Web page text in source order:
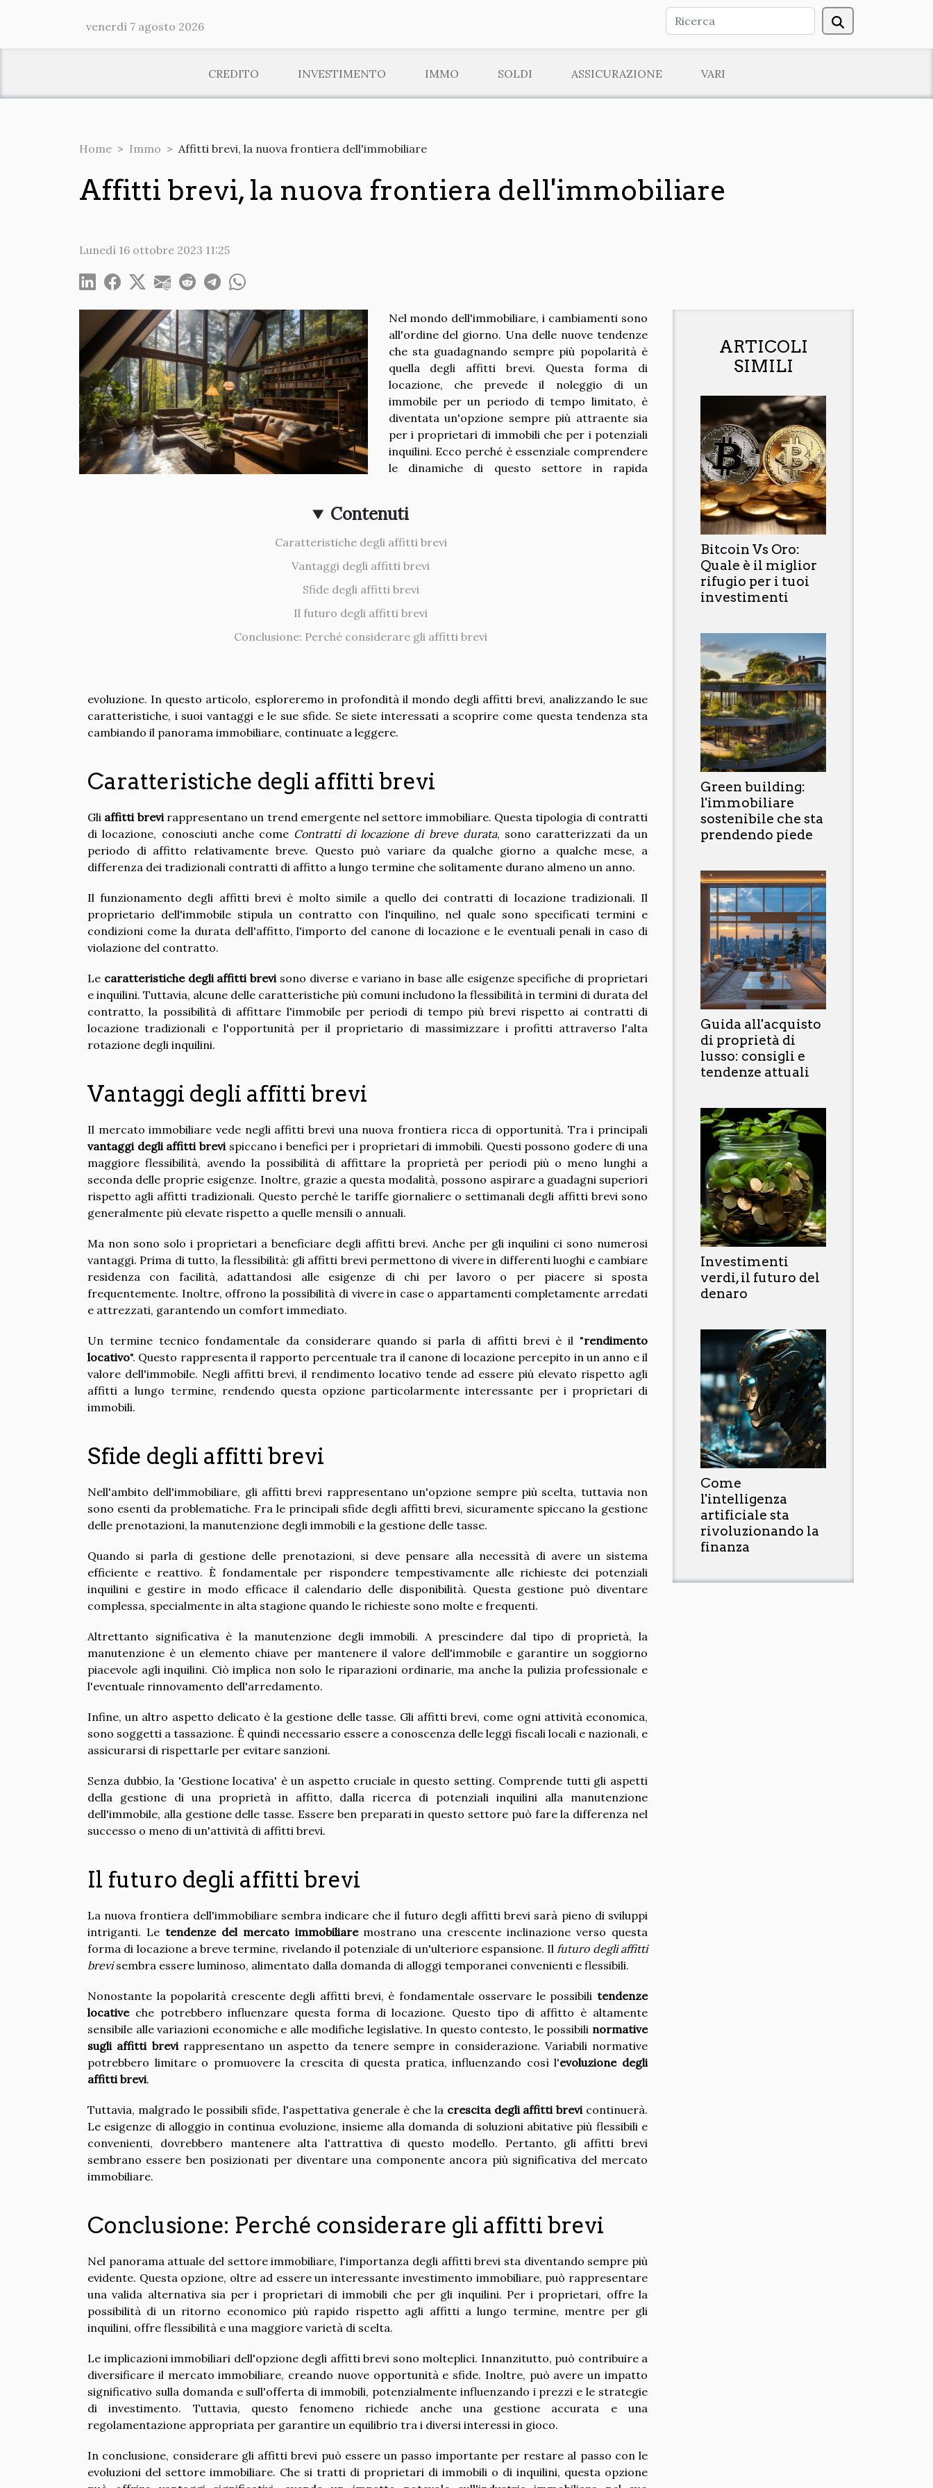
venerdì 7 agosto 2026
CREDITO INVESTIMENTO IMMO SOLDI ASSICURAZIONE VARI
Home Immo Affitti brevi, la nuova frontiera dell'immobiliare
Affitti brevi, la nuova frontiera dell'immobiliare
Lunedì 16 ottobre 2023 11:25
Contenuti
Caratteristiche degli affitti brevi
Vantaggi degli affitti brevi
Sfide degli affitti brevi
Il futuro degli affitti brevi
Conclusione: Perché considerare gli affitti brevi
Nel mondo dell'immobiliare, i cambiamenti sono
all'ordine del giorno. Una delle nuove tendenze
che sta guadagnando sempre più popolarità è
quella degli affitti brevi. Questa forma di
locazione, che prevede il noleggio di un
immobile per un periodo di tempo limitato, è
diventata un'opzione sempre più attraente sia
per i proprietari di immobili che per i potenziali
inquilini. Ecco perché è essenziale comprendere
le dinamiche di questo settore in rapida
evoluzione. In questo articolo, esploreremo in profondità il mondo degli affitti brevi, analizzando le sue
caratteristiche, i suoi vantaggi e le sue sfide. Se siete interessati a scoprire come questa tendenza sta
cambiando il panorama immobiliare, continuate a leggere.
Caratteristiche degli affitti brevi
Gli affitti brevirappresentano un trend emergente nel settore immobiliare. Questa tipologia di contratti
di locazione, conosciuti anche come Contratti di locazione di breve durata, sono caratterizzati da un
periodo di affitto relativamente breve. Questo può variare da qualche giorno a qualche mese, a
differenza dei tradizionali contratti di affitto a lungo termine che solitamente durano almeno un anno.
Il funzionamento degli affitti brevi è molto simile a quello dei contratti di locazione tradizionali. Il
proprietario dell'immobile stipula un contratto con l'inquilino, nel quale sono specificati termini e
condizioni come la durata dell'affitto, l'importo del canone di locazione e le eventuali penali in caso di
violazione del contratto.
Le caratteristiche degli affitti brevisono diverse e variano in base alle esigenze specifiche di proprietari
e inquilini. Tuttavia, alcune delle caratteristiche più comuni includono la flessibilità in termini di durata del
contratto, la possibilità di affittare l'immobile per periodi di tempo più brevi rispetto ai contratti di
locazione tradizionali e l'opportunità per il proprietario di massimizzare i profitti attraverso l'alta
rotazione degli inquilini.
Vantaggi degli affitti brevi
Il mercato immobiliare vede negli affitti brevi una nuova frontiera ricca di opportunità. Tra i principali
vantaggi degli affitti brevispiccano i benefici per i proprietari di immobili. Questi possono godere di una
maggiore flessibilità, avendo la possibilità di affittare la proprietà per periodi più o meno lunghi a
seconda delle proprie esigenze. Inoltre, grazie a questa modalità, possono aspirare a guadagni superiori
rispetto agli affitti tradizionali. Questo perché le tariffe giornaliere o settimanali degli affitti brevi sono
generalmente più elevate rispetto a quelle mensili o annuali.
Ma non sono solo i proprietari a beneficiare degli affitti brevi. Anche per gli inquilini ci sono numerosi
vantaggi. Prima di tutto, la flessibilità: gli affitti brevi permettono di vivere in differenti luoghi e cambiare
residenza con facilità, adattandosi alle esigenze di chi per lavoro o per piacere si sposta
frequentemente. Inoltre, offrono la possibilità di vivere in case o appartamenti completamente arredati
e attrezzati, garantendo un comfort immediato.
Un termine tecnico fondamentale da considerare quando si parla di affitti brevi è il "rendimento
locativo". Questo rappresenta il rapporto percentuale tra il canone di locazione percepito in un anno e il
valore dell'immobile. Negli affitti brevi, il rendimento locativo tende ad essere più elevato rispetto agli
affitti a lungo termine, rendendo questa opzione particolarmente interessante per i proprietari di
immobili.
Sfide degli affitti brevi
Nell'ambito dell'immobiliare, gli affitti brevi rappresentano un'opzione sempre più scelta, tuttavia non
sono esenti da problematiche. Fra le principali sfide degli affitti brevi, sicuramente spiccano la gestione
delle prenotazioni, la manutenzione degli immobili e la gestione delle tasse.
Quando si parla di gestione delle prenotazioni, si deve pensare alla necessità di avere un sistema
efficiente e reattivo. È fondamentale per rispondere tempestivamente alle richieste dei potenziali
inquilini e gestire in modo efficace il calendario delle disponibilità. Questa gestione può diventare
complessa, specialmente in alta stagione quando le richieste sono molte e frequenti.
Altrettanto significativa è la manutenzione degli immobili. A prescindere dal tipo di proprietà, la
manutenzione è un elemento chiave per mantenere il valore dell'immobile e garantire un soggiorno
piacevole agli inquilini. Ciò implica non solo le riparazioni ordinarie, ma anche la pulizia professionale e
l'eventuale rinnovamento dell'arredamento.
Infine, un altro aspetto delicato è la gestione delle tasse. Gli affitti brevi, come ogni attività economica,
sono soggetti a tassazione. È quindi necessario essere a conoscenza delle leggi fiscali locali e nazionali, e
assicurarsi di rispettarle per evitare sanzioni.
Senza dubbio, la 'Gestione locativa' è un aspetto cruciale in questo setting. Comprende tutti gli aspetti
della gestione di una proprietà in affitto, dalla ricerca di potenziali inquilini alla manutenzione
dell'immobile, alla gestione delle tasse. Essere ben preparati in questo settore può fare la differenza nel
successo o meno di un'attività di affitti brevi.
Il futuro degli affitti brevi
La nuova frontiera dell'immobiliare sembra indicare che il futuro degli affitti brevi sarà pieno di sviluppi
intriganti. Le tendenze del mercato immobiliaremostrano una crescente inclinazione verso questa
forma di locazione a breve termine, rivelando il potenziale di un'ulteriore espansione. Il futuro degli affitti
brevisembra essere luminoso, alimentato dalla domanda di alloggi temporanei convenienti e flessibili.
Nonostante la popolarità crescente degli affitti brevi, è fondamentale osservare le possibili tendenze
locativeche potrebbero influenzare questa forma di locazione. Questo tipo di affitto è altamente
sensibile alle variazioni economiche e alle modifiche legislative. In questo contesto, le possibili normative
sugli affitti brevirappresentano un aspetto da tenere sempre in considerazione. Variabili normative
potrebbero limitare o promuovere la crescita di questa pratica, influenzando così l'evoluzione degli
affitti brevi.
Tuttavia, malgrado le possibili sfide, l'aspettativa generale è che la crescita degli affitti brevicontinuerà.
Le esigenze di alloggio in continua evoluzione, insieme alla domanda di soluzioni abitative più flessibili e
convenienti, dovrebbero mantenere alta l'attrattiva di questo modello. Pertanto, gli affitti brevi
sembrano essere ben posizionati per diventare una componente ancora più significativa del mercato
immobiliare.
Conclusione: Perché considerare gli affitti brevi
Nel panorama attuale del settore immobiliare, l'importanza degli affitti brevi sta diventando sempre più
evidente. Questa opzione, oltre ad essere un interessante investimento immobiliare, può rappresentare
una valida alternativa sia per i proprietari di immobili che per gli inquilini. Per i proprietari, offre la
possibilità di un ritorno economico più rapido rispetto agli affitti a lungo termine, mentre per gli
inquilini, offre flessibilità e una maggiore varietà di scelta.
Le implicazioni immobiliari dell'opzione degli affitti brevi sono molteplici. Innanzitutto, può contribuire a
diversificare il mercato immobiliare, creando nuove opportunità e sfide. Inoltre, può avere un impatto
significativo sulla domanda e sull'offerta di immobili, potenzialmente influenzando i prezzi e le strategie
di investimento. Tuttavia, questo fenomeno richiede anche una gestione accurata e una
regolamentazione appropriata per garantire un equilibrio tra i diversi interessi in gioco.
In conclusione, considerare gli affitti brevi può essere un passo importante per restare al passo con le
evoluzioni del settore immobiliare. Che si tratti di proprietari di immobili o di inquilini, questa opzione
ARTICOLI
SIMILI
Bitcoin Vs Oro:
Quale è il miglior
rifugio per i tuoi
investimenti
Green building:
l'immobiliare
sostenibile che sta
prendendo piede
Guida all'acquisto
di proprietà di
lusso: consigli e
tendenze attuali
Investimenti
verdi, il futuro del
denaro
Come
l'intelligenza
artificiale sta
rivoluzionando la
finanza